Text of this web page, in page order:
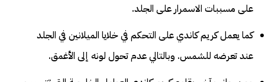
على مسببات الاسمرار على الجلد.
كما يعمل كريم كاندي على التحكم في خلايا الميلانين في الجلد
عند تعرضه للشمس. وبالتالي عدم تحول لونه إلى الأغمق.